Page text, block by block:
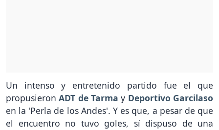
Un intenso y entretenido partido fue el que
propusieronADT de Tarma y Deportivo Garcilaso
en la 'Perla de los Andes'. Y es que, a pesar de que
el encuentro no tuvo goles, sí dispuso de una